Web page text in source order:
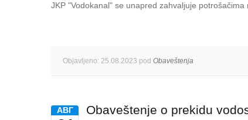
JKP "Vodokanal" se unapred zahvaljuje
Objavljeno: 25.08.2023 pod Obaveštenja
AВГ Obaveštenje o prekidu